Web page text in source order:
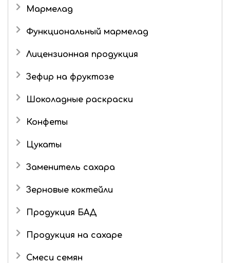
Мармелад
Детский мармелад
Мармелад в шоколаде
Функциональный мармелад
Лицензионная продукция
Три кота
Зефир на фруктозе
Шоколадные раскраски
Конфеты
Подарочные наборы
Цукаты
Имбирь в сахаре
Заменитель сахара
Зерновые коктейли
Продукция БАД
Продукция на сахаре
Драже
Смеси семян